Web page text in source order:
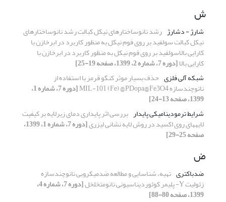
ش
شارژ - دشارژ رشد نانوساختارهای نیکل کبالت رشد نانوساختارهای
نیکل کبالت سولفید بر روی فوم نیکل به منظور کاربرد در ابرخازن با
کارایی بالاسولفید بر روی فوم نیکل به منظور کاربرد در ابرخازن با
کارایی بالا[دوره 7، شماره 2، 1399، صفحه 19-25]
شبکه آلی فلزی حذف بسیار موثر کنگو قرمز با استفاده از
نانوچندسازه MIL-101 (Fe) @PDopa@Fe3O4 [دوره 7، شماره 1،
1399، صفحه 13-24]
شرایط ترمودینامیکی پایدار بررسی اثر پایداری دمای زیرلایه بر کیفیت
لایههای روی اکسید در روش لایه نشانی لیزری [دوره 7، شماره 1، 1399،
صفحه 25-29]
ض
ضدباکتری تهیه، شناسایی و مطالعه ضدمیکروبی نانوچندسازه
زئولیت Y- پلیمر کوئوردیناسیونی نانومتخلخل [دوره 7، شماره 4،
1399، صفحه 80-88]